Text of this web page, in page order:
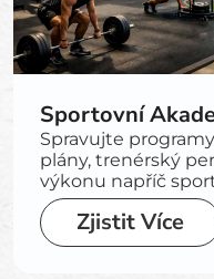
Sportovní
Spravujte
plány, trenérský
výkonu napříč
Zjistit Více